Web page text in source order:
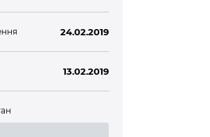
24.02.2019
13.02.2019